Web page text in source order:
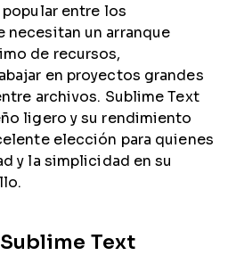
entre los
necesitan un arranque
de recursos,
en proyectos grandes
archivos. Sublime Text
ligero y su rendimiento
elección para quienes
y la simplicidad en su
Text